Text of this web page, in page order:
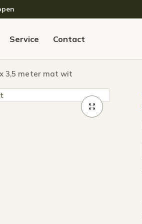
Service Contact
3,5 meter mat wit